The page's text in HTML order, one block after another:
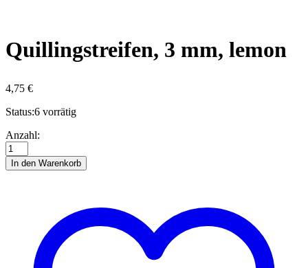
Quillingstreifen, 3 mm, lemon
4,75 €
Status:6 vorrätig
Quillingstreifen,
3
mm,
lemon
Anzahl:
In den Warenkorb